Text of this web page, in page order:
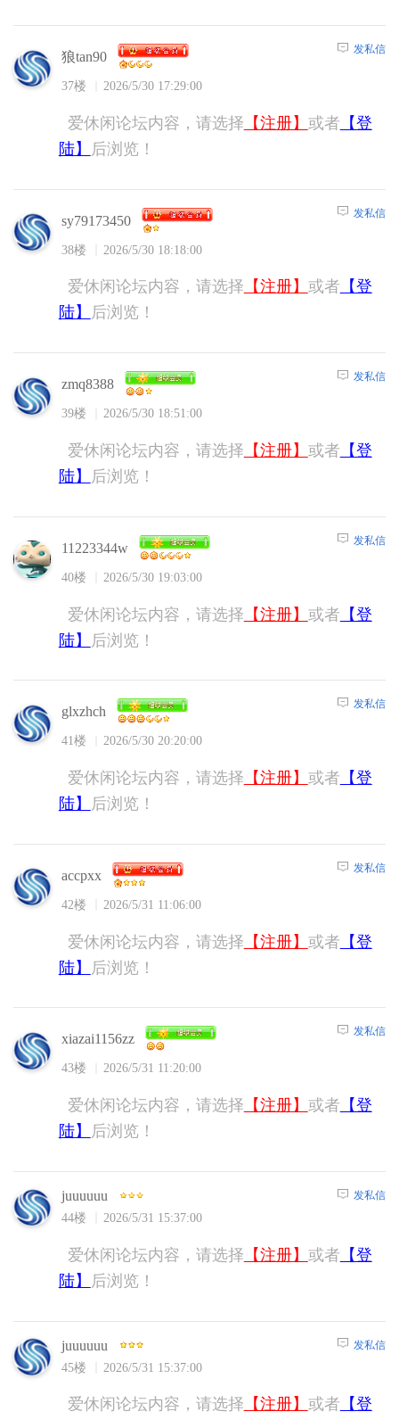
狼tan90
37楼 2026/5/30 17:29:00
发私信
爱休闲论坛内容，请选择 【注册】 或者 【登
陆】
后浏览！
sy79173450
38楼 2026/5/30 18:18:00
发私信
爱休闲论坛内容，请选择 【注册】 或者 【登
陆】
后浏览！
zmq8388
39楼 2026/5/30 18:51:00
发私信
爱休闲论坛内容，请选择 【注册】 或者 【登
陆】
后浏览！
11223344w
40楼 2026/5/30 19:03:00
发私信
爱休闲论坛内容，请选择 【注册】 或者 【登
陆】
后浏览！
glxzhch
41楼 2026/5/30 20:20:00
发私信
爱休闲论坛内容，请选择 【注册】 或者 【登
陆】
后浏览！
accpxx
42楼 2026/5/31 11:06:00
发私信
爱休闲论坛内容，请选择 【注册】 或者 【登
陆】
后浏览！
xiazai1156zz
43楼 2026/5/31 11:20:00
发私信
爱休闲论坛内容，请选择 【注册】 或者 【登
陆】
后浏览！
juuuuuu
44楼 2026/5/31 15:37:00
发私信
爱休闲论坛内容，请选择 【注册】 或者 【登
陆】
后浏览！
juuuuuu
45楼 2026/5/31 15:37:00
发私信
爱休闲论坛内容，请选择 【注册】 或者 【登